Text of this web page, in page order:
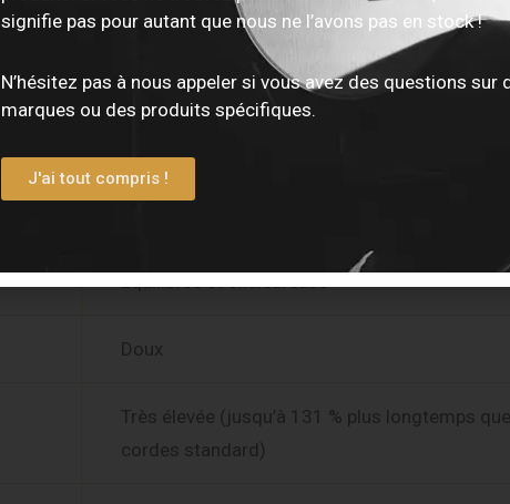
Bronze phosphoreux avec revêtement
XS ultrafin
Doux
Très élevée (jusqu’à 131 % plus longtemps
cordes standard)
signifie pas pour autant que nous ne l’avons pas en stock !
N’hésitez pas à nous appeler si vous avez des questions sur
marques ou des produits spécifiques.
J'ai tout compris !